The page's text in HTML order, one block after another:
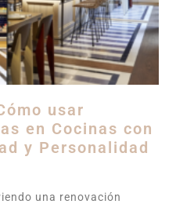
usar
en Cocinas con
y Personalidad
una renovación